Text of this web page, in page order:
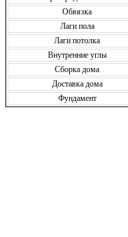
Обвязка
Лаги пола
Лаги потолка
Внутренние углы
Сборка дома
Доставка дома
Фундамент